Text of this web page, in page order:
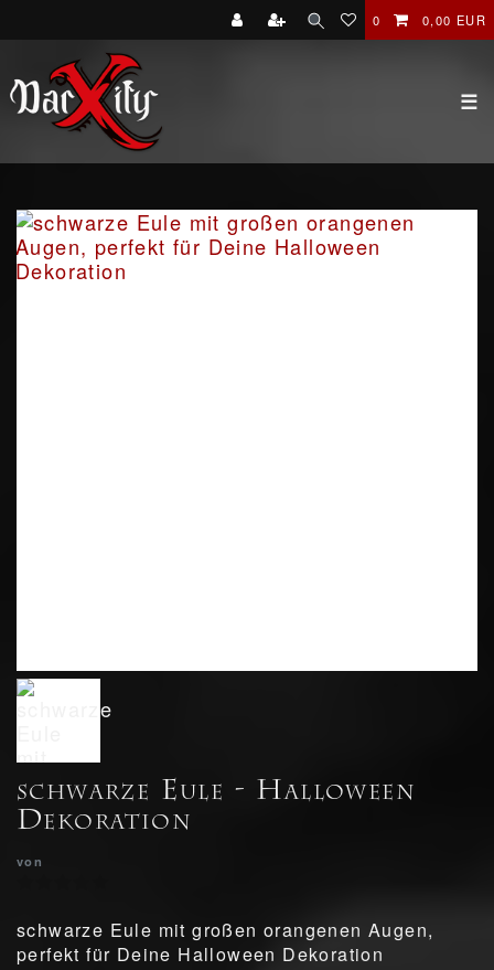
0 0,00 EUR
☰
schwarze Eule - Halloween
Dekoration
von
schwarze Eule mit großen orangenen Augen,
perfekt für Deine Halloween Dekoration